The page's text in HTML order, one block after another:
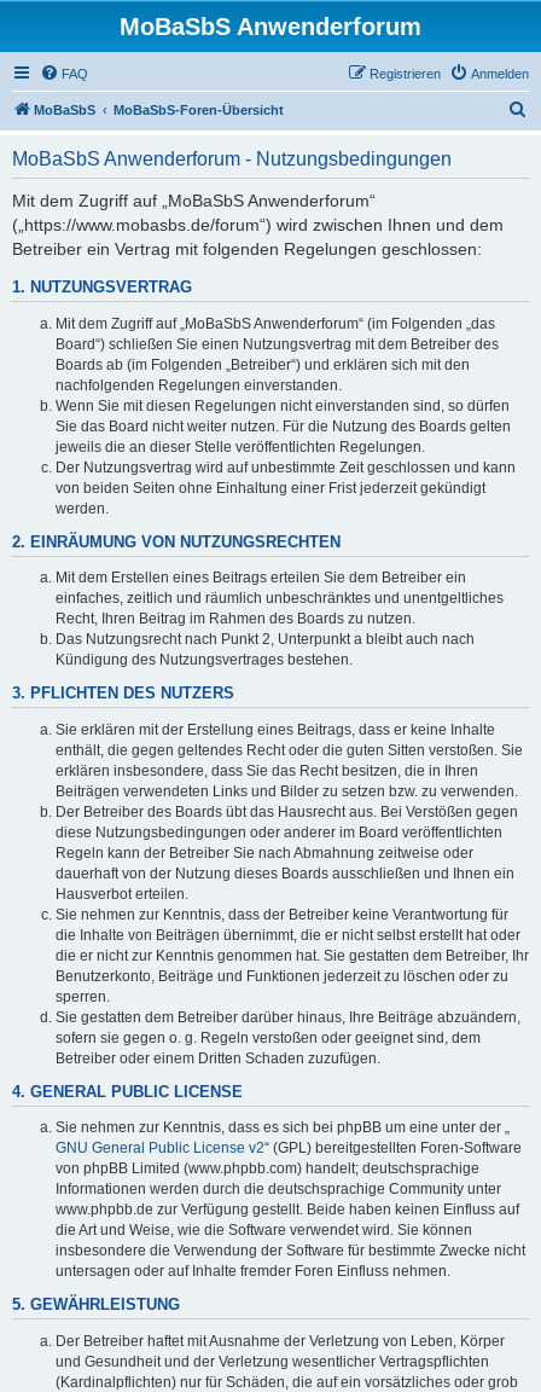
MoBaSbS Anwenderforum
FAQ Anmelden
Registrieren
MoBaSbS MoBaSbS-Foren-Übersicht
MoBaSbS Anwenderforum - Nutzungsbedingungen
Mit dem Zugriff auf „MoBaSbS Anwenderforum“
(„https://www.mobasbs.de/forum“) wird zwischen Ihnen und dem
Betreiber ein Vertrag mit folgenden Regelungen geschlossen:
1. NUTZUNGSVERTRAG
Mit dem Zugriff auf „MoBaSbS Anwenderforum“ (im Folgenden „das
Board“) schließen Sie einen Nutzungsvertrag mit dem Betreiber des
Boards ab (im Folgenden „Betreiber“) und erklären sich mit den
nachfolgenden Regelungen einverstanden.
Wenn Sie mit diesen Regelungen nicht einverstanden sind, so dürfen
Sie das Board nicht weiter nutzen. Für die Nutzung des Boards gelten
jeweils die an dieser Stelle veröffentlichten Regelungen.
Der Nutzungsvertrag wird auf unbestimmte Zeit geschlossen und kann
von beiden Seiten ohne Einhaltung einer Frist jederzeit gekündigt
werden.
2. EINRÄUMUNG VON NUTZUNGSRECHTEN
Mit dem Erstellen eines Beitrags erteilen Sie dem Betreiber ein
einfaches, zeitlich und räumlich unbeschränktes und unentgeltliches
Recht, Ihren Beitrag im Rahmen des Boards zu nutzen.
Das Nutzungsrecht nach Punkt 2, Unterpunkt a bleibt auch nach
Kündigung des Nutzungsvertrages bestehen.
3. PFLICHTEN DES NUTZERS
Sie erklären mit der Erstellung eines Beitrags, dass er keine Inhalte
enthält, die gegen geltendes Recht oder die guten Sitten verstoßen. Sie
erklären insbesondere, dass Sie das Recht besitzen, die in Ihren
Beiträgen verwendeten Links und Bilder zu setzen bzw. zu verwenden.
Der Betreiber des Boards übt das Hausrecht aus. Bei Verstößen gegen
diese Nutzungsbedingungen oder anderer im Board veröffentlichten
Regeln kann der Betreiber Sie nach Abmahnung zeitweise oder
dauerhaft von der Nutzung dieses Boards ausschließen und Ihnen ein
Hausverbot erteilen.
Sie nehmen zur Kenntnis, dass der Betreiber keine Verantwortung für
die Inhalte von Beiträgen übernimmt, die er nicht selbst erstellt hat oder
die er nicht zur Kenntnis genommen hat. Sie gestatten dem Betreiber, Ihr
Benutzerkonto, Beiträge und Funktionen jederzeit zu löschen oder zu
sperren.
Sie gestatten dem Betreiber darüber hinaus, Ihre Beiträge abzuändern,
sofern sie gegen o. g. Regeln verstoßen oder geeignet sind, dem
Betreiber oder einem Dritten Schaden zuzufügen.
4. GENERAL PUBLIC LICENSE
Sie nehmen zur Kenntnis, dass es sich bei phpBB um eine unter der „
GNU General Public License v2“ (GPL) bereitgestellten Foren-Software
von phpBB Limited (www.phpbb.com) handelt; deutschsprachige
Informationen werden durch die deutschsprachige Community unter
www.phpbb.de zur Verfügung gestellt. Beide haben keinen Einfluss auf
die Art und Weise, wie die Software verwendet wird. Sie können
insbesondere die Verwendung der Software für bestimmte Zwecke nicht
untersagen oder auf Inhalte fremder Foren Einfluss nehmen.
5. GEWÄHRLEISTUNG
Der Betreiber haftet mit Ausnahme der Verletzung von Leben, Körper
und Gesundheit und der Verletzung wesentlicher Vertragspflichten
(Kardinalpflichten) nur für Schäden, die auf ein vorsätzliches oder grob